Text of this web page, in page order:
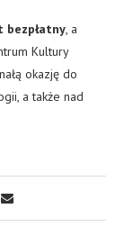
bezpłatny, a
Kultury
okazję do
a także nad